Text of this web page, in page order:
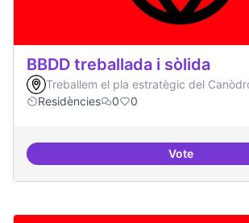
BBDD treballada i sòlida
Treballem el pla estratègic del
Residències
0 0
VoteBBDD